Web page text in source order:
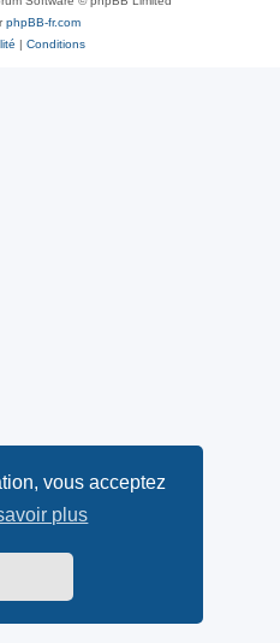
vous acceptez
plus
phpBB-fr.com
| Conditions